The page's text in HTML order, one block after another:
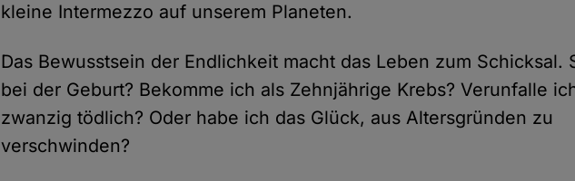
kleine Intermezzo auf unserem Planeten.
Das Bewusstsein der Endlichkeit macht das Leben zum Schicksal.
bei der Geburt? Bekomme ich als Zehnjährige Krebs? Verunfalle
zwanzig tödlich? Oder habe ich das Glück, aus Altersgründen zu
verschwinden?